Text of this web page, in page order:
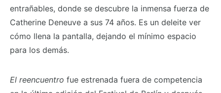
entrañables, donde se descubre la inmensa fuerza de
Catherine Deneuve a sus 74 años. Es un deleite ver
cómo llena la pantalla, dejando el mínimo espacio
para los demás.
El reencuentro fue estrenada fuera de competencia